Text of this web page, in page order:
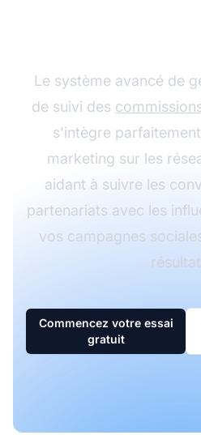
Le système avancé de
de suivi des
s'intègre
marketing sur les
aidant à suivre les
partenariats avec les
vos campagnes
Commencez votre essai
gratuit